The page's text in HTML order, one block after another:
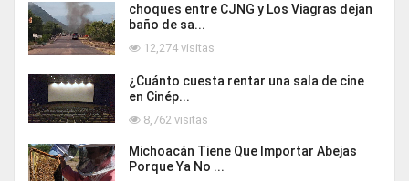
choques entre CJNG y Los Viagras dejan
baño de sa...
12,274 visitas
¿Cuánto cuesta rentar una sala de cine
en Cinép...
8,762 visitas
Michoacán Tiene Que Importar Abejas
Porque Ya No ...